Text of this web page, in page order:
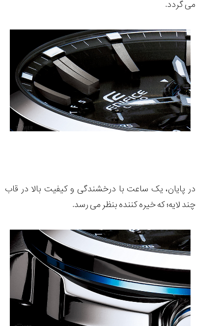
می گردد.
در پایان، یک ساعت با درخشندگی و کیفیت بالا در قاب
چند لایه؛ که خیره کننده بنظر می رسد.